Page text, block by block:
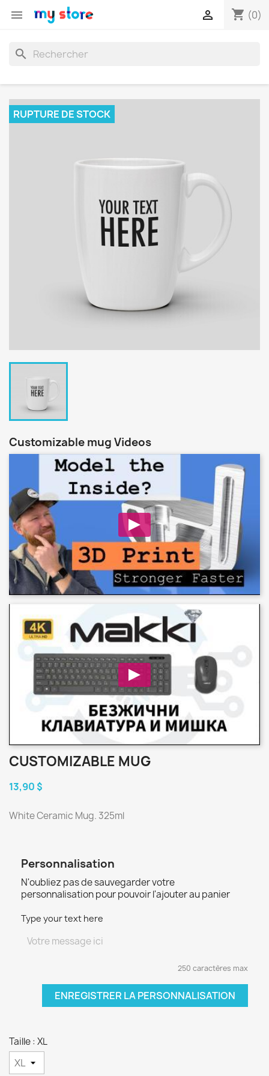
 shopping_cart (0)

search
RUPTURE DE STOCK
Customizable mug Videos
CUSTOMIZABLE MUG
13,90 $
White Ceramic Mug. 325ml
Personnalisation
N'oubliez pas de sauvegarder votre
personnalisation pour pouvoir l'ajouter au panier
Type your text here
250 caractères max
ENREGISTRER LA PERSONNALISATION
Taille : XL